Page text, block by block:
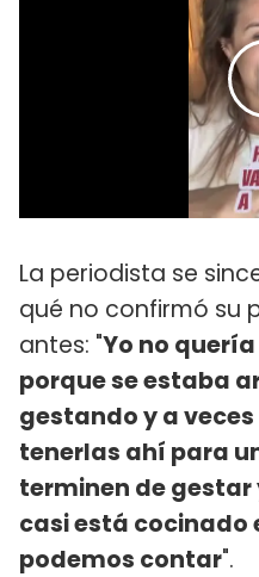
La periodista se
qué no confirmó su
antes: "Yo no
porque se estaba
gestando y a
tenerlas ahí para
terminen de gestar
casi está cocinado
podemos contar".